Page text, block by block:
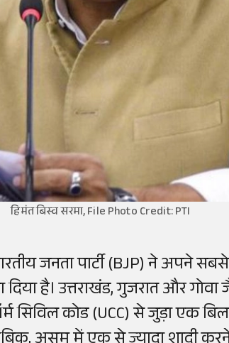
हिमंत बिस्व सरमा, File Photo Credit: PTI
जनता पार्टी (BJP) ने अपने
है। उत्तराखंड, गुजरात और
सिविल कोड (UCC) से जुड़ा एक